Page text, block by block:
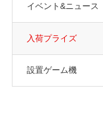
イベント&ニュース
入荷プライズ
設置ゲーム機